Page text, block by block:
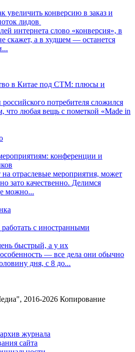
увеличить конверсию в заказ и
лидов
интернета слово «конверсия», в
скажет, а в худшем — останется
в Китае под СТМ: плюсы и
потребителя сложился
что любая вещь с пометкой «Made in
конференции и
отраслевые мероприятия, может
зато качественно. Делимся
можно...
с иностранными
быстрый, а у их
— все дела они обычно
дня, с 8 до...
2016-2026 Копирование
журнала
сайта